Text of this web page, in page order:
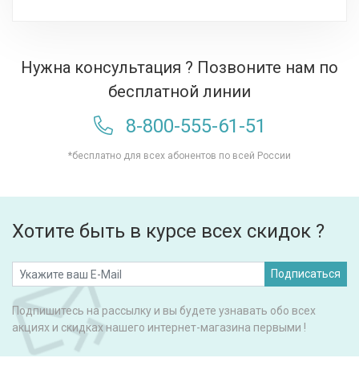
Нужна консультация ? Позвоните нам по
бесплатной линии
8-800-555-61-51
*бесплатно для всех абонентов по всей России
Хотите быть в курсе всех скидок ?
Подписаться
Подпишитесь на рассылку и вы будете узнавать обо всех
акциях и скидках нашего интернет-магазина первыми !